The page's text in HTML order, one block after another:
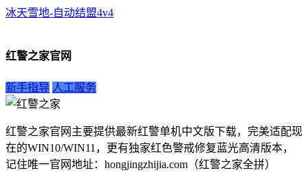
冰天雪地-自动结盟4v4
红警之家官网
新手指导 人工服务
红警之家官网主要提供最新红警单机中文版下载，完美适配现
在的WIN10/WIN11，更有独家红色警戒修复蓝光高清版本，
记住唯一官网地址：hongjingzhijia.com（红警之家全拼）